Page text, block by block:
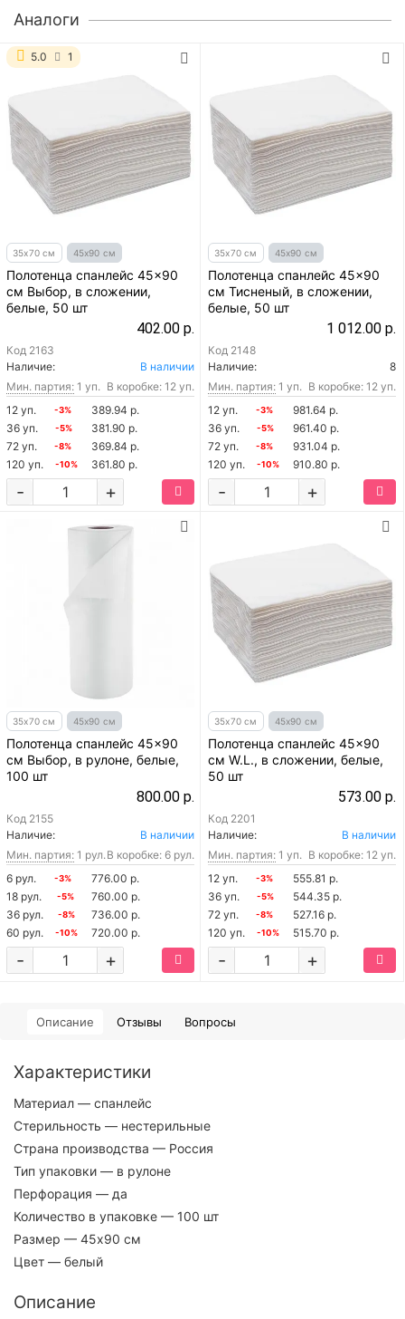
Аналоги
5.0 1
35х70 см 45х90 см
Полотенца спанлейс 45x90
см Выбор, в сложении,
белые, 50 шт
402.00 р.
Код 2163
Наличие:
В наличии
Мин. партия: 1 уп. В коробке: 12 уп.
12 уп.
-3%
389.94 р.
36 уп.
-5%
381.90 р.
72 уп.
-8%
369.84 р.
120 уп.
-10% 361.80 р.
+
-
35х70 см 45х90 см
Полотенца спанлейс 45x90
см Тисненый, в сложении,
белые, 50 шт
1 012.00 р.
Код 2148
Наличие:
8
Мин. партия: 1 уп. В коробке: 12 уп.
12 уп.
-3%
981.64 р.
36 уп.
-5%
961.40 р.
72 уп.
-8%
931.04 р.
120 уп.
-10% 910.80 р.
+
-
35х70 см 45х90 см
Полотенца спанлейс 45x90
см Выбор, в рулоне, белые,
100 шт
800.00 р.
Код 2155
Наличие:
В наличии
Мин. партия: 1 рул. В коробке: 6 рул.
6 рул.
-3%
776.00 р.
18 рул.
-5%
760.00 р.
36 рул.
-8%
736.00 р.
60 рул.
-10% 720.00 р.
+
-
35х70 см 45х90 см
Полотенца спанлейс 45x90
см W.L., в сложении, белые,
50 шт
573.00 р.
Код 2201
Наличие:
В наличии
Мин. партия: 1 уп. В коробке: 12 уп.
12 уп.
-3%
555.81 р.
36 уп.
-5%
544.35 р.
72 уп.
-8%
527.16 р.
120 уп.
-10% 515.70 р.
+
-
Описание Отзывы Вопросы
Характеристики
Материал — спанлейс
Стерильность — нестерильные
Страна производства — Россия
Тип упаковки — в рулоне
Перфорация — да
Количество в упаковке — 100 шт
Размер — 45х90 см
Цвет — белый
Описание